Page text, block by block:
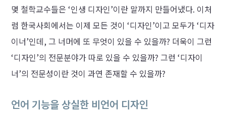
몇 철학교수들은 ‘인생 디자인’이란 말까지 만들어냈다. 이처
럼 한국사회에서는 이제 모든 것이 ‘디자인’이고 모두가 ‘디자
이너’인데, 그 너머에 또 무엇이 있을 수 있을까? 더욱이 그런
‘디자인’의 전문분야가 따로 있을 수 있을까? 그런 ‘디자이
너’의 전문성이란 것이 과연 존재할 수 있을까?
언어 기능을 상실한 비언어 디자인